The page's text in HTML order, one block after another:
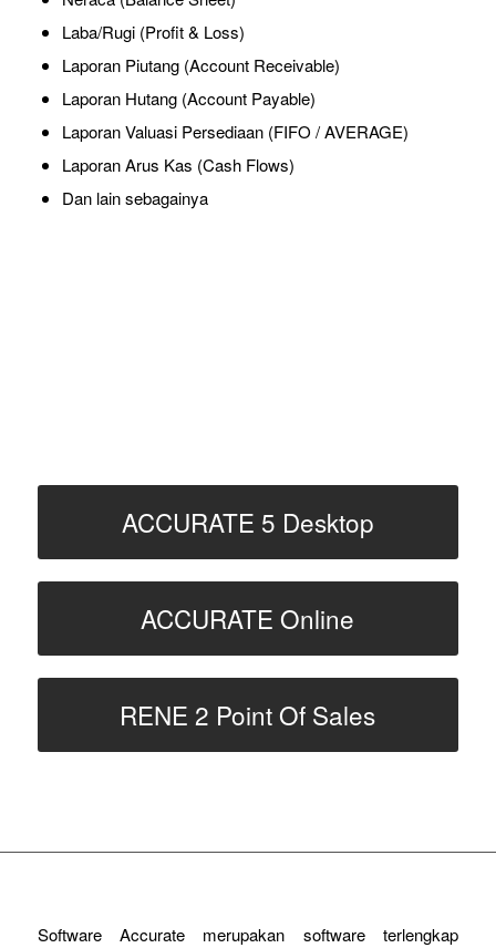
Laba/Rugi (Profit & Loss)
Laporan Piutang (Account Receivable)
Laporan Hutang (Account Payable)
Laporan Valuasi Persediaan (FIFO / AVERAGE)
Laporan Arus Kas (Cash Flows)
Dan lain sebagainya
ACCURATE 5 Desktop
ACCURATE Online
RENE 2 Point Of Sales
Software Accurate merupakan software terlengkap